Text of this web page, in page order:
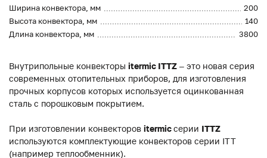
Ширина конвектора, мм
200
Высота конвектора, мм
140
Длина конвектора, мм
3800
Внутрипольные конвекторы itermic ITTZ – это новая серия
современных отопительных приборов, для изготовления
прочных корпусов которых используется оцинкованная
сталь с порошковым покрытием.
При изготовлении конвекторов itermicсерии ITTZ
используются комплектующие конвекторов серии ITT
(например теплообменник).